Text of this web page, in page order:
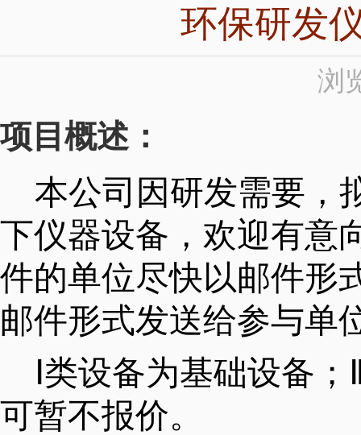
环保研发
浏
项目概述：
本公司因研发需要，
下仪器设备，欢迎有意
件的单位尽快以邮件形
邮件形式发送给参与单
类设备为基础设备；
可暂不报价。